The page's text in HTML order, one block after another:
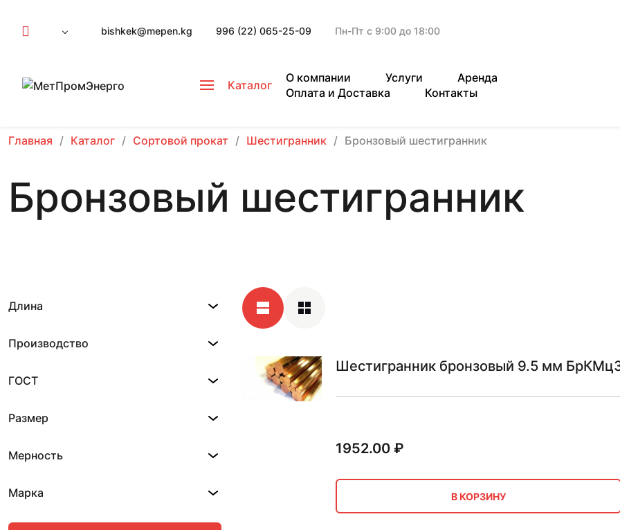
bishkek@mepen.kg 996 (22) 065-25-09 Пн-Пт с 9:00 до 18:00
Каталог
О компании Услуги
Аренда
Оплата и Доставка
Контакты
Главная Каталог Сортовой прокат Шестигранник Бронзовый шестигранник
Бронзовый шестигранник
Длина
Производство
ГОСТ
Размер
Мерность
Марка
Шестигранник бронзовый 9.5 мм
1952.00₽
В КОРЗИНУ